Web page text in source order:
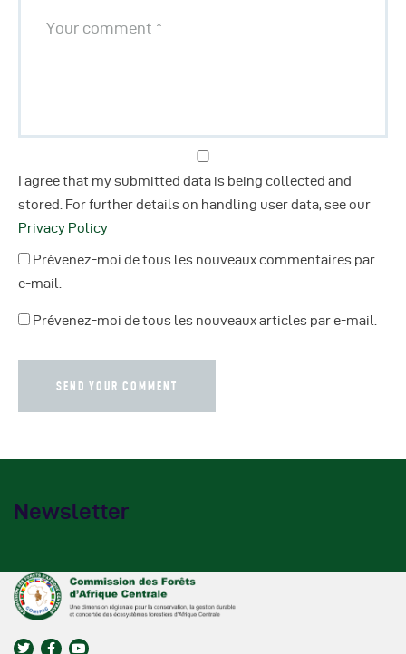
I agree that my submitted data is being collected and
stored. For further details on handling user data, see our
Privacy Policy
Prévenez-moi de tous les nouveaux commentaires par
e-mail.
Prévenez-moi de tous les nouveaux articles par e-mail.
Newsletter